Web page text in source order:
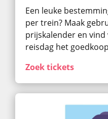
Een leuke
per trein? Maak
prijskalender en
reisdag het
Zoek tickets